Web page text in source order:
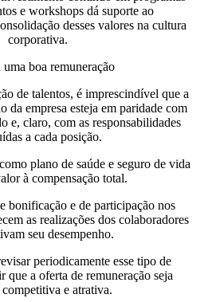
e workshops dá suporte ao
desses valores na cultura
corporativa.
uma boa remuneração
de talentos, é imprescindível que a
da empresa esteja em paridade com
e, claro, com as responsabilidades
a cada posição.
plano de saúde e seguro de vida
à compensação total.
bonificação e de participação nos
as realizações dos colaboradores
seu desempenho.
periodicamente esse tipo de
que a oferta de remuneração seja
competitiva e atrativa.